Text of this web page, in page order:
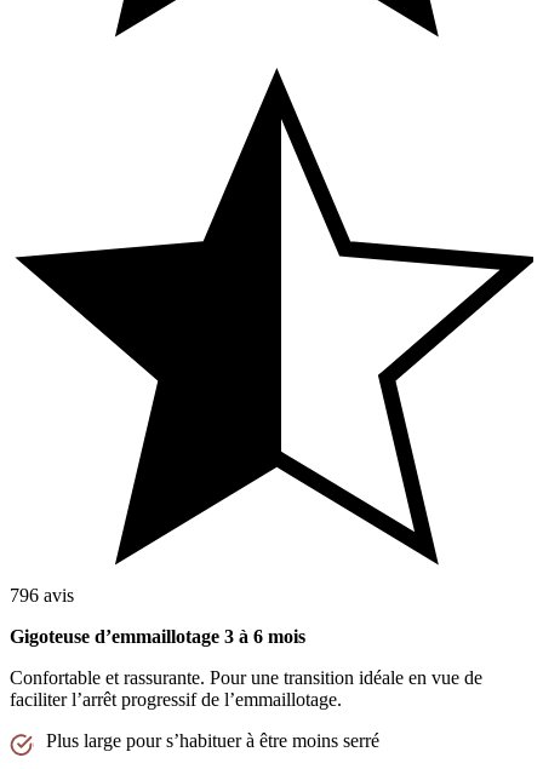
796 avis
Gigoteuse d’emmaillotage 3 à 6 mois
Confortable et rassurante. Pour une transition idéale en vue de
faciliter l’arrêt progressif de l’emmaillotage.
Plus large pour s’habituer à être moins serré